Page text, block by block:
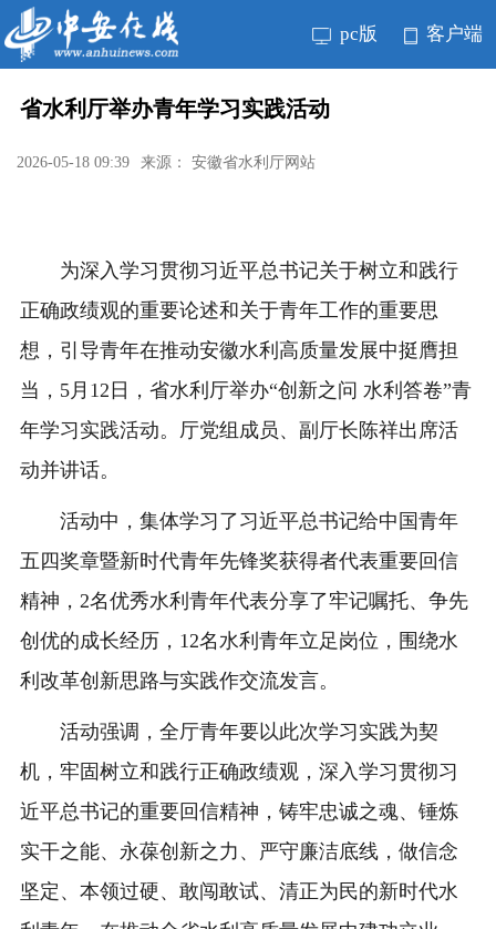
pc版 客户端
省水利厅举办青年学习实践活动
2026-05-18 09:39 来源： 安徽省水利厅网站
为深入学习贯彻习近平总书记关于树立和践行
正确政绩观的重要论述和关于青年工作的重要思
想，引导青年在推动安徽水利高质量发展中挺膺担
当，5月12日，省水利厅举办“创新之问 水利答卷”青
年学习实践活动。厅党组成员、副厅长陈祥出席活
动并讲话。
活动中，集体学习了习近平总书记给中国青年
五四奖章暨新时代青年先锋奖获得者代表重要回信
精神，2名优秀水利青年代表分享了牢记嘱托、争先
创优的成长经历，12名水利青年立足岗位，围绕水
利改革创新思路与实践作交流发言。
活动强调，全厅青年要以此次学习实践为契
机，牢固树立和践行正确政绩观，深入学习贯彻习
近平总书记的重要回信精神，铸牢忠诚之魂、锤炼
实干之能、永葆创新之力、严守廉洁底线，做信念
坚定、本领过硬、敢闯敢试、清正为民的新时代水